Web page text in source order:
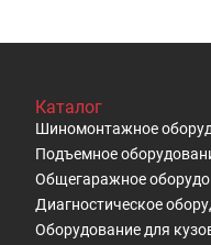
Каталог
Шиномонтажное
Подъемное
Общегаражное
Диагностическое
Оборудование для